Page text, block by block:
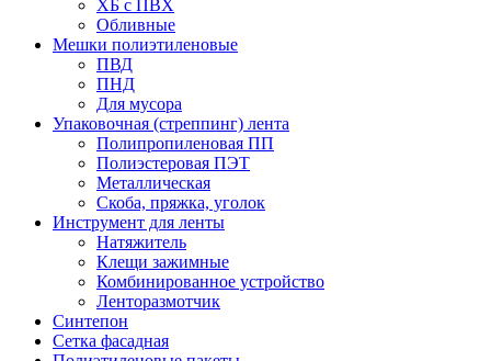
ХБ с ПВХ
Обливные
Мешки полиэтиленовые
ПВД
ПНД
Для мусора
Упаковочная (стреппинг) лента
Полипропиленовая ПП
Полиэстеровая ПЭТ
Металлическая
Скоба, пряжка, уголок
Инструмент для ленты
Натяжитель
Клещи зажимные
Комбинированное устройство
Ленторазмотчик
Синтепон
Сетка фасадная